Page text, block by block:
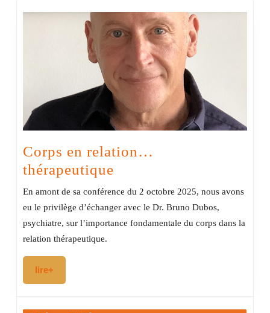
Corps en relation…
thérapeutique
en
relation…
thérapeutique
En amont de sa conférence du 2 octobre 2025, nous avons
eu le privilège d’échanger avec le Dr. Bruno Dubos,
psychiatre, sur l’importance fondamentale du corps dans la
relation thérapeutique.
lire+